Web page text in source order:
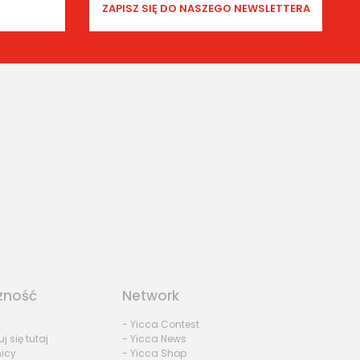
się tutaj
Network
- Yicca Contest
- Yicca News
- Yicca Shop